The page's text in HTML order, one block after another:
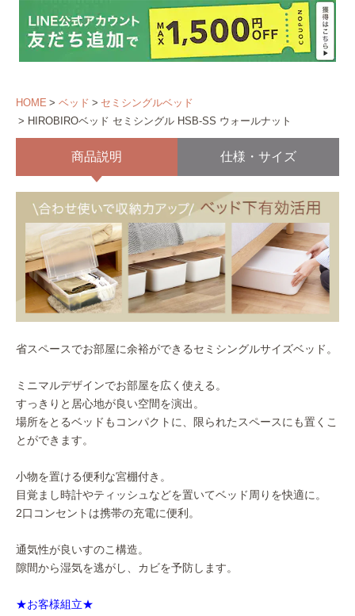
HOME ベッド
セミシングルベッド
HIROBIROベッド セミシングル HSB-SS ウォールナット
商品説明 仕様・サイズ
省スペースでお部屋に余裕ができるセミシングルサイズベッド。
ミニマルデザインでお部屋を広く使える。
すっきりと居心地が良い空間を演出。
場所をとるベッドもコンパクトに、限られたスペースにも置くこ
とができます。
小物を置ける便利な宮棚付き。
目覚まし時計やティッシュなどを置いてベッド周りを快適に。
2口コンセントは携帯の充電に便利。
通気性が良いすのこ構造。
隙間から湿気を逃がし、カビを予防します。
★お客様組立★